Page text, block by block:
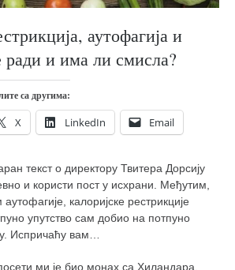
аутофагија и
ради и има ли смисла?
са другима:
X LinkedIn Email
текст о директору Твитера Дорсију
и користи пост у исхрани. Међутим,
калоријске рестрикције
упутство сам добио на потпуно
Испричаћу вам…
ми је био монах са Хиландара,